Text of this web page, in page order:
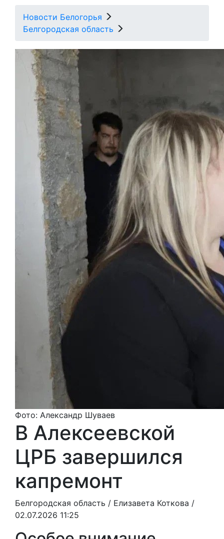
Новости Белогорья
Белгородская область
Фото: Александр Шуваев
В Алексеевской
ЦРБ завершился
капремонт
Белгородская область / Елизавета Коткова /
02.07.2026 11:25